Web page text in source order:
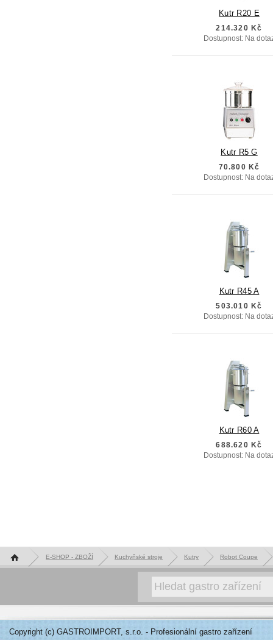
Kutr R20 E
214.320 Kč
Dostupnost: Na
Kutr R5 G
70.800 Kč
Dostupnost: Na
Kutr R45 A
503.010 Kč
Dostupnost: Na
Kutr R60 A
688.620 Kč
Dostupnost: Na
Hlavní stránka E-SHOP - ZBOŽÍ Kuchyňské stroje Kutry Robot Coupe
Copyright (c) GASTROIMPORT, s.r.o. - Profesionální gastro zařízení